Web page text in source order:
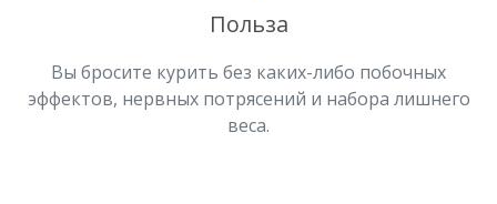
Польза
Вы бросите курить без каких-либо побочных
эффектов, нервных потрясений и набора лишнего
веса.